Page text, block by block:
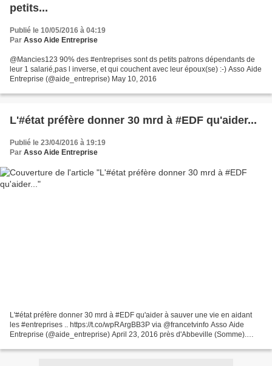
petits...
Publié le 10/05/2016 à 04:19
Par Asso Aide Entreprise
@Mancies123 90% des #entreprises sont ds petits patrons dépendants de
leur 1 salarié,pas l inverse, et qui couchent avec leur époux(se) :-) Asso Aide
Entreprise (@aide_entreprise) May 10, 2016
L'#état préfère donner 30 mrd à #EDF qu'aider...
Publié le 23/04/2016 à 19:19
Par Asso Aide Entreprise
L'#état préfère donner 30 mrd à #EDF qu'aider à sauver une vie en aidant
les #entreprises .. https://t.co/wpRArgBB3P via @francetvinfo Asso Aide
Entreprise (@aide_entreprise) April 23, 2016 près d'Abbeville (Somme).